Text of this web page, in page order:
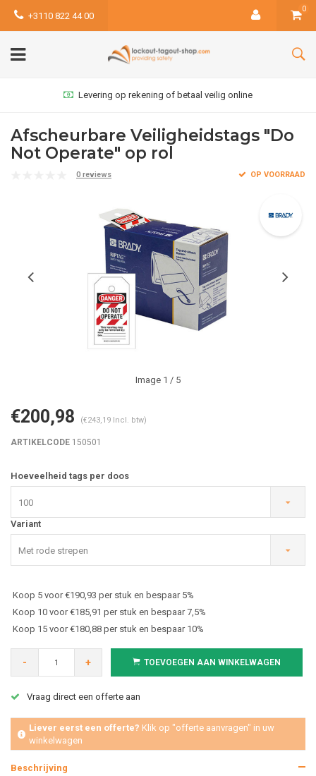
+3110 822 44 00
0
Levering op rekening of betaal veilig online
Afscheurbare Veiligheidstags "Do
Not Operate" op rol
0 reviews OP VOORRAAD
Image 1 / 5
€200,98 (€243,19 Incl. btw)
ARTIKELCODE 150501
Hoeveelheid tags per doos
100
Variant
Met rode strepen
Koop 5 voor €190,93 per stuk en bespaar 5%
Koop 10 voor €185,91 per stuk en bespaar 7,5%
Koop 15 voor €180,88 per stuk en bespaar 10%
- + TOEVOEGEN AAN WINKELWAGEN
Vraag direct een offerte aan
Liever eerst een offerte? Klik op "offerte aanvragen" in uw
winkelwagen
Beschrijving